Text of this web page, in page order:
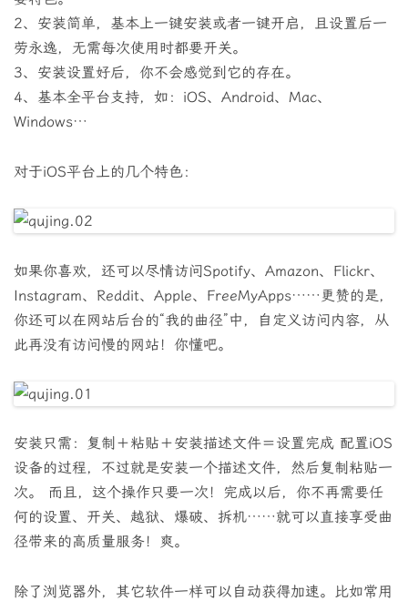
2、安装简单，基本上一键安装或者一键开启，且设置后一
劳永逸，无需每次使用时都要开关。
3、安装设置好后，你不会感觉到它的存在。
4、基本全平台支持，如：iOS、Android、Mac、
Windows…
对于iOS平台上的几个特色：
如果你喜欢，还可以尽情访问Spotify、Amazon、Flickr、
Instagram、Reddit、Apple、FreeMyApps……更赞的是，
你还可以在网站后台的“我的曲径”中，自定义访问内容，从
此再没有访问慢的网站！你懂吧。
安装只需：复制＋粘贴＋安装描述文件＝设置完成 配置iOS
设备的过程，不过就是安装一个描述文件，然后复制粘贴一
次。 而且，这个操作只要一次！完成以后，你不再需要任
何的设置、开关、越狱、爆破、拆机……就可以直接享受曲
径带来的高质量服务！爽。
除了浏览器外，其它软件一样可以自动获得加速。比如常用